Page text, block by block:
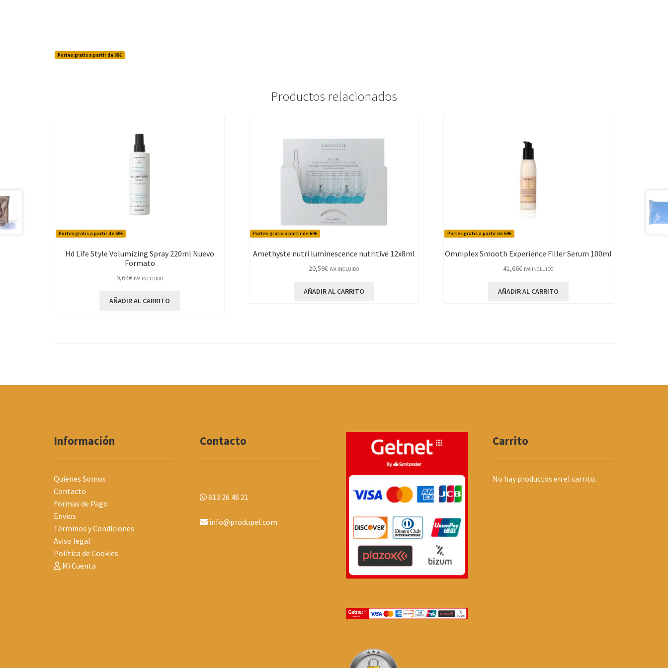
Portes gratis a partir de 69€
Productos relacionados
Portes gratis a partir de 69€
Hd Life Style Volumizing Spray 220ml Nuevo
Formato
9,64€ IVA INCLUIDO
AÑADIR AL CARRITO
Portes gratis a partir de 69€
Amethyste nutri luminescence nutritive 12x8ml
20,59€ IVA INCLUIDO
AÑADIR AL CARRITO
Portes gratis a partir de 69€
Omniplex Smooth Experience Filler Serum 100ml
41,66€ IVA INCLUIDO
AÑADIR AL CARRITO
Información
Quienes Somos
Contacto
Formas de Pago
Envios
Términos y Condiciones
Aviso legal
Política de Cookies
Mi Cuenta
Contacto
613 26 46 21
info@produpel.com
Carrito
No hay productos en el carrito.